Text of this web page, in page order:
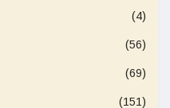
(4)
(56)
(69)
(151)